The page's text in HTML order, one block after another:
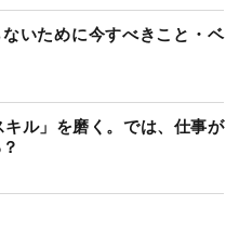
いために今すべきこと・ベ
ル」を磨く。では、仕事が